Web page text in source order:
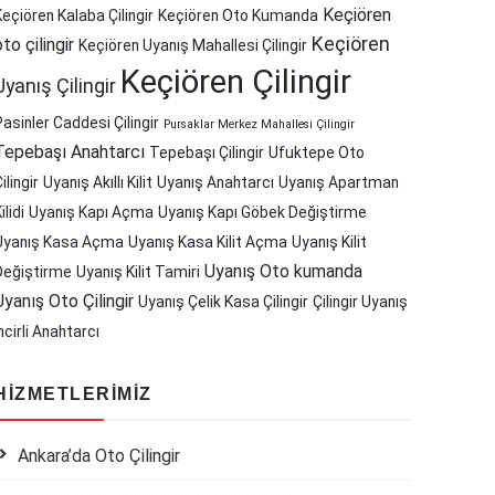
Kalaba Çilingir Keçiören Oto Kumanda Keçiören
çilingir Keçiören Uyanış Mahallesi Çilingir Keçiören
Çilingir Keçiören Çilingir
Caddesi Çilingir Pursaklar Merkez Mahallesi Çilingir
Anahtarcı Tepebaşı Çilingir Ufuktepe Oto
Uyanış Akıllı Kilit Uyanış Anahtarcı Uyanış Apartman
Uyanış Kapı Açma Uyanış Kapı Göbek Değiştirme
Kasa Açma Uyanış Kasa Kilit Açma Uyanış Kilit
Uyanış Kilit Tamiri Uyanış Oto kumanda
Oto Çilingir Uyanış Çelik Kasa Çilingir Çilingir Uyanış
Anahtarcı
Ankara’da Oto Çilingir